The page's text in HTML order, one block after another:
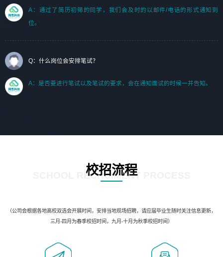
A：通过了简历初筛的同学，我们会及时的以邮件/电话的形式通知到
位。
Q：什么岗位会安排笔试？
A：是否要进行笔试以及笔试的要求，会在通知面试的时候一并告知。
校招流程
SCHOOL RECRUIMENT PROCESS
（公司会根据各地高校双选会开展时间，安排当地现场招聘，请应届毕业生随时关注信息更新，
三月-四月为春季校招时间，九月-十月为秋季校招时间）